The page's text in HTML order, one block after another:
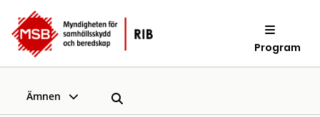
Program
Ämnen